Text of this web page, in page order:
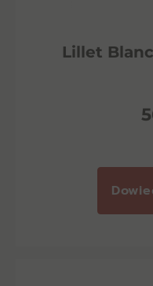
Lillet